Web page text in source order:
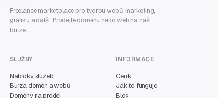
Freelance marketplace pro tvorbu webů, marketing,
grafiku a další. Prodejte doménu nebo web na naší
burze.
SLUŽBY
Nabídky služeb
Burza domén a webů
Domény na prodej
INFORMACE
Ceník
Jak to funguje
Blog